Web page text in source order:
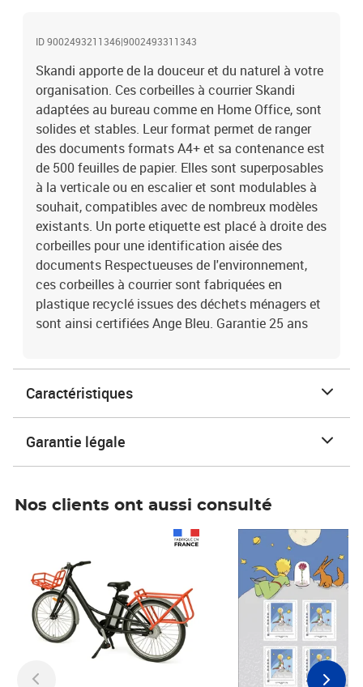
ID 9002493211346|9002493311343
Skandi apporte de la douceur et du naturel à votre
organisation. Ces corbeilles à courrier Skandi
adaptées au bureau comme en Home Office, sont
solides et stables. Leur format permet de ranger
des documents formats A4+ et sa contenance est
de 500 feuilles de papier. Elles sont superposables
à la verticale ou en escalier et sont modulables à
souhait, compatibles avec de nombreux modèles
existants. Un porte etiquette est placé à droite des
corbeilles pour une identification aisée des
documents Respectueuses de l'environnement,
ces corbeilles à courrier sont fabriquées en
plastique recyclé issues des déchets ménagers et
sont ainsi certifiées Ange Bleu. Garantie 25 ans
Caractéristiques
Garantie légale
Nos clients ont aussi consulté
Prix 6,25€ HT